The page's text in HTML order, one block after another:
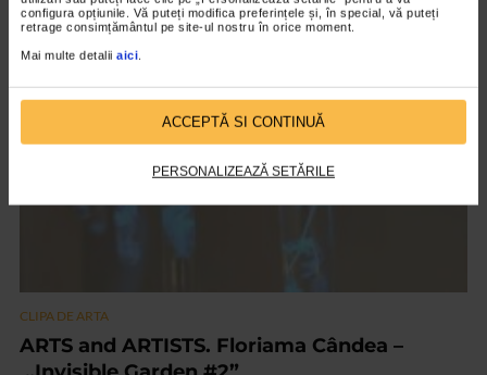
configura opțiunile. Vă puteți modifica preferințele și, în special, vă puteți
retrage consimțământul pe site-ul nostru în orice moment.
Mai multe detalii aici.
ACCEPTĂ SI CONTINUĂ
PERSONALIZEAZĂ SETĂRILE
VIDEO
CLIPA DE ARTA
ARTS and ARTISTS. Floriama Cândea –